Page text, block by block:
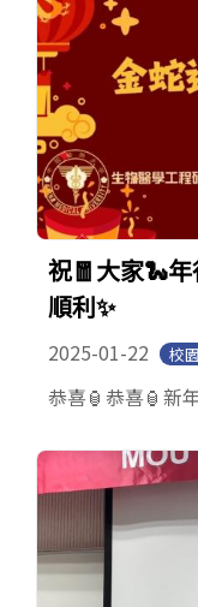
祝🧧大家🐍
順利✨
2025-01-22 校
恭喜🏮恭喜🏮新